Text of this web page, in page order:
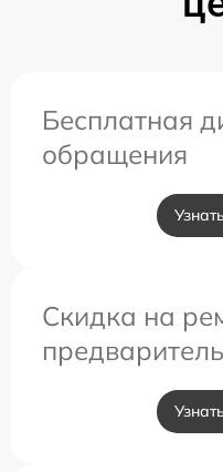
Бесплатная
обращения
Скидка на